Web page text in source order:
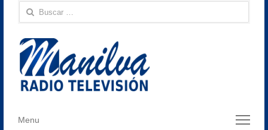
Buscar:
Menu
Menu